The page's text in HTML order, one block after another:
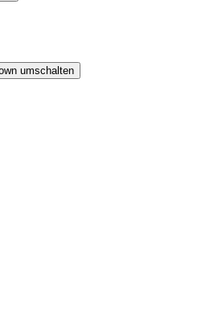
umschalten